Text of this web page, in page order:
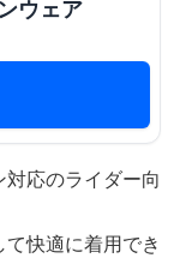
ウェア
応のライダー向
快適に着用でき